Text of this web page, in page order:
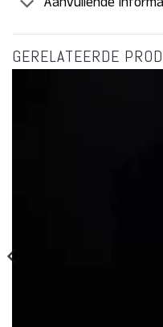
GERELATEERDE